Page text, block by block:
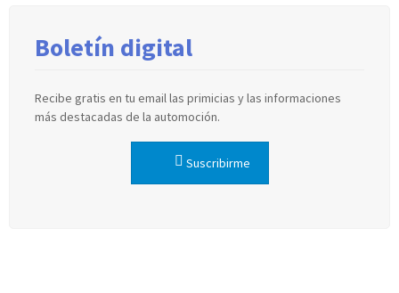
Boletín digital
Recibe gratis en tu email las primicias y las informaciones
más destacadas de la automoción.
Suscribirme